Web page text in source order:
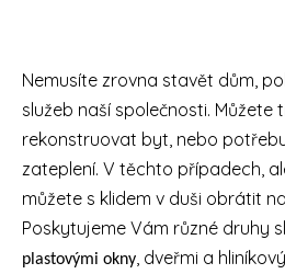
Nemusíte zrovna stavět dům,
služeb naší společnosti. Můžete
rekonstruovat byt, nebo
zateplení. V těchto případech,
můžete s klidem v duši obrátit
Poskytujeme Vám různé druhy
plastovými okny, dveřmi a